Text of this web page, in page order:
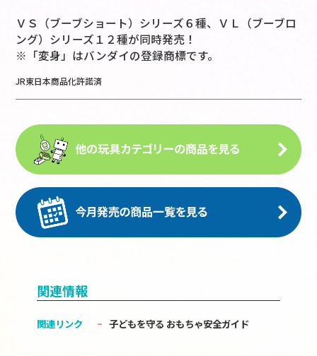
ＶＳ（ブーブショート）シリーズ６種、ＶＬ（ブーブロ
ング）シリーズ１２種が同時発売！
※「変身」はバンダイの登録商標です。
JR東日本商品化許諾済
関連情報
関連リンク 子どもを守る おもちゃ安全ガイド